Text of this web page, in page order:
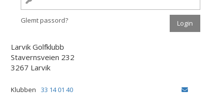
Glemt passord?
Larvik Golfklubb
Stavernsveien 232
3267 Larvik
Klubben 33 14 01 40